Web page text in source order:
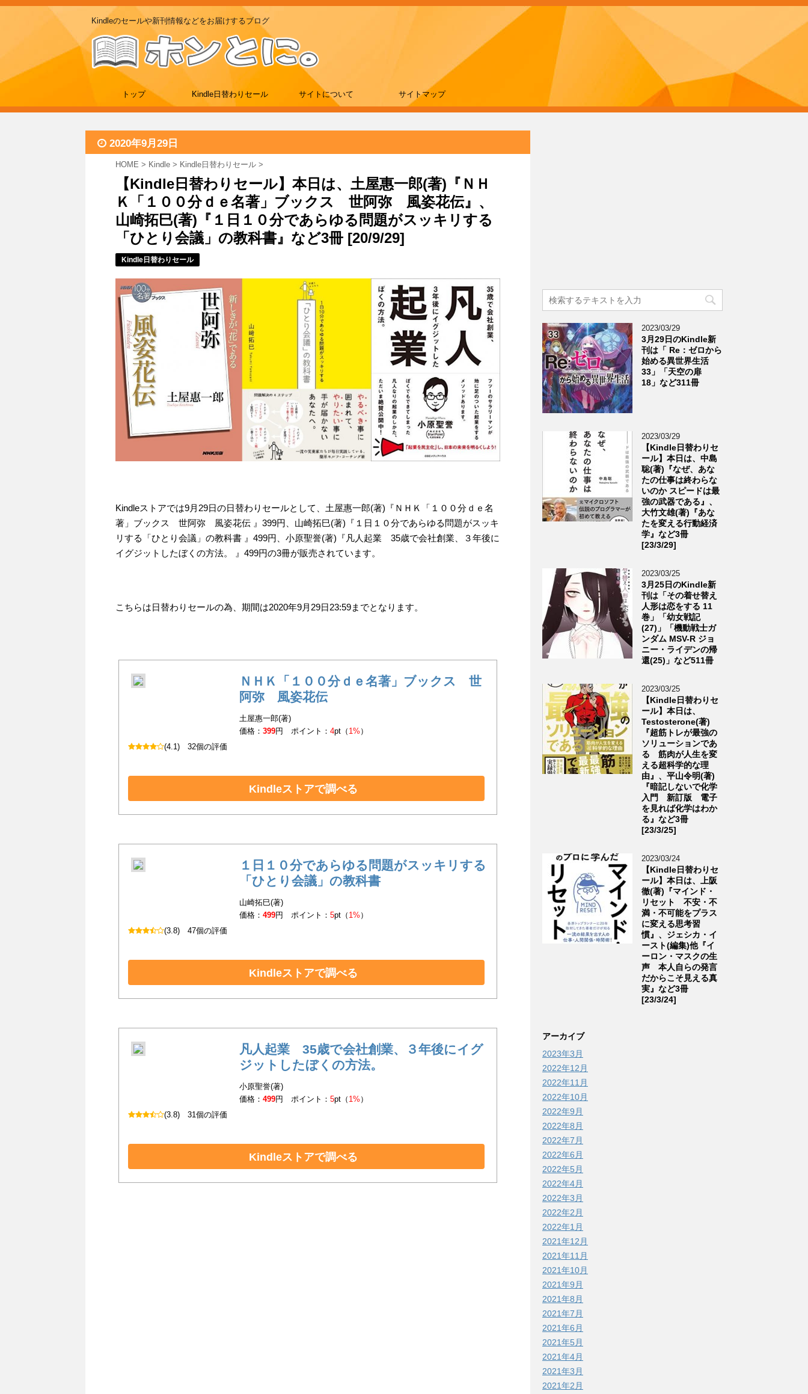
Kindleのセールや新刊情報などをお届けするブログ
トップ Kindle日替わりセール サイトについて サイトマップ
2020年9月29日
HOME > Kindle > Kindle日替わりセール >
【Kindle日替わりセール】本日は、土屋惠一郎(著)『ＮＨ
Ｋ「１００分ｄｅ名著」ブックス 世阿弥 風姿花伝』、
山崎拓巳(著)『１日１０分であらゆる問題がスッキリする
「ひとり会議」の教科書』など3冊 [20/9/29]
Kindle日替わりセール
Kindleストアでは9月29日の日替わりセールとして、土屋惠一郎(著)『ＮＨＫ「１００分ｄｅ名
著」ブックス 世阿弥 風姿花伝 』399円、山崎拓巳(著)『１日１０分であらゆる問題がスッキ
リする「ひとり会議」の教科書 』499円、小原聖誉(著)『凡人起業 35歳で会社創業、３年後に
イグジットしたぼくの方法。 』499円の3冊が販売されています。
こちらは日替わりセールの為、期間は2020年9月29日23:59までとなります。
ＮＨＫ「１００分ｄｅ名著」ブックス 世
阿弥 風姿花伝
土屋惠一郎(著)
価格：399円 ポイント：4pt（ 1% ）
(4.1) 32個の評価
Kindleストアで調べる
１日１０分であらゆる問題がスッキリする
「ひとり会議」の教科書
山崎拓巳(著)
価格：499円 ポイント：5pt（ 1% ）
(3.8) 47個の評価
Kindleストアで調べる
凡人起業 35歳で会社創業、３年後にイグ
ジットしたぼくの方法。
小原聖誉(著)
価格：499円 ポイント：5pt（ 1% ）
(3.8) 31個の評価
Kindleストアで調べる
2023/03/29
3月29日のKindle新
刊は「 Re：ゼロから
始める異世界生活
33」「天空の扉
18」など311冊
2023/03/29
【Kindle日替わりセ
ール】本日は、中島
聡(著)『なぜ、あな
たの仕事は終わらな
いのか スピードは最
強の武器である』、
大竹文雄(著)『あな
たを変える行動経済
学』など3冊
[23/3/29]
2023/03/25
3月25日のKindle新
刊は「その着せ替え
人形は恋をする 11
巻」「幼女戦記
(27)」「機動戦士ガ
ンダム MSV-R ジョ
ニー・ライデンの帰
還(25)」など511冊
2023/03/25
【Kindle日替わりセ
ール】本日は、
Testosterone(著)
『超筋トレが最強の
ソリューションであ
る 筋肉が人生を変
える超科学的な理
由』、平山令明(著)
『暗記しないで化学
入門 新訂版 電子
を見れば化学はわか
る』など3冊
[23/3/25]
2023/03/24
【Kindle日替わりセ
ール】本日は、上阪
徹(著)『マインド・
リセット 不安・不
満・不可能をプラス
に変える思考習
慣』、ジェシカ・イ
ースト(編集)他『イ
ーロン・マスクの生
声 本人自らの発言
だからこそ見える真
実』など3冊
[23/3/24]
アーカイブ
2023年3月
2022年12月
2022年11月
2022年10月
2022年9月
2022年8月
2022年7月
2022年6月
2022年5月
2022年4月
2022年3月
2022年2月
2022年1月
2021年12月
2021年11月
2021年10月
2021年9月
2021年8月
2021年7月
2021年6月
2021年5月
2021年4月
2021年3月
2021年2月